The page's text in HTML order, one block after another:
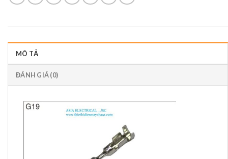
MÔ TẢ
ĐÁNH GIÁ (0)